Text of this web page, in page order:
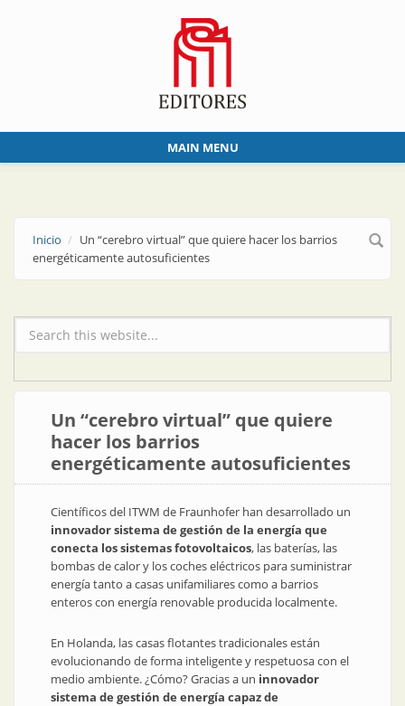
MAIN MENU
Inicio
Un “cerebro virtual” que quiere hacer los barrios
energéticamente autosuficientes
Formulario de búsqueda
Un “cerebro virtual” que quiere
hacer los barrios
energéticamente autosuficientes
Científicos del ITWM de Fraunhofer han desarrollado un
innovador sistema de gestión de la energía que
conecta los sistemas fotovoltaicos, las baterías, las
bombas de calor y los coches eléctricos para suministrar
energía tanto a casas unifamiliares como a barrios
enteros con energía renovable producida localmente.
En Holanda, las casas flotantes tradicionales están
evolucionando de forma inteligente y respetuosa con el
medio ambiente. ¿Cómo? Gracias a un innovador
sistema de gestión de energía capaz de